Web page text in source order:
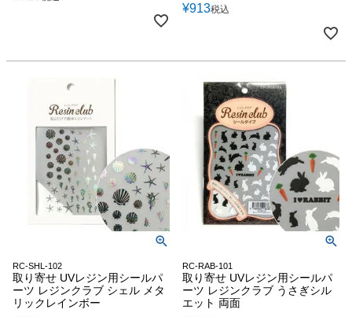
¥913税込
RC-SHL-102
取り寄せ UVレジン用シールパ
ーツ レジンクラブ シェル メタ
リックレインボー
RC-RAB-101
取り寄せ UVレジン用シールパ
ーツ レジンクラブ うさぎシル
エット 両面